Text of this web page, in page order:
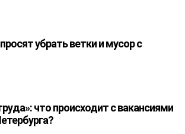
убрать ветки и мусор с
что происходит с вакансиями